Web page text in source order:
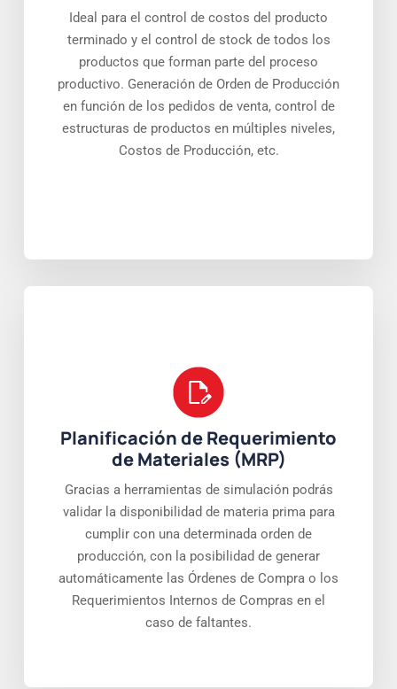
Ideal para el control de costos del producto
terminado y el control de stock de todos los
productos que forman parte del proceso
productivo. Generación de Orden de Producción
en función de los pedidos de venta, control de
estructuras de productos en múltiples niveles,
Costos de Producción, etc.
Planificación de Requerimiento
de Materiales (MRP)
Gracias a herramientas de simulación podrás
validar la disponibilidad de materia prima para
cumplir con una determinada orden de
producción, con la posibilidad de generar
automáticamente las Órdenes de Compra o los
Requerimientos Internos de Compras en el
caso de faltantes.